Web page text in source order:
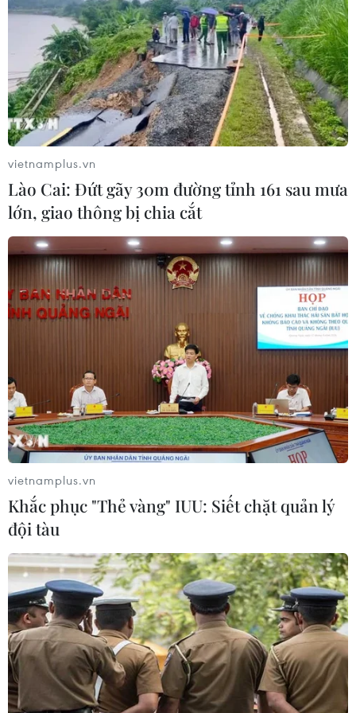
#Truyền hình mặt đất
#Truyền hình analog
#Đề án số hóa truyền hình
#Cục Tần số vô tuyến điện
#Thu sóng truyền hình
Theo dõi VietnamPlus
TIN LIÊN QUAN
Tiếp tục tắt sóng truyền hình tương tự
mặt đất tại nhiều địa phương
14/02/2017 09:20
vietnamplus.vn
Lào Cai: Đứt gãy 30m đường tỉnh 161 sau mưa
lớn, giao thông bị chia cắt
vietnamplus.vn
Khắc phục "Thẻ vàng" IUU: Siết chặt quản lý
đội tàu